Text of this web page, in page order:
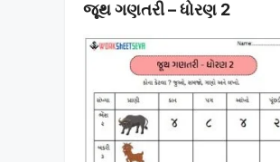
જૂથ ગણતરી – ધોરણ 2